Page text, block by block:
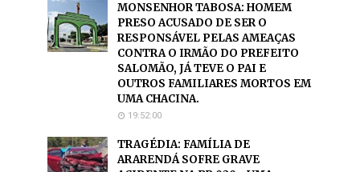
MONSENHOR TABOSA: HOMEM
PRESO ACUSADO DE SER O
RESPONSÁVEL PELAS AMEAÇAS
CONTRA O IRMÃO DO PREFEITO
SALOMÃO, JÁ TEVE O PAI E
OUTROS FAMILIARES MORTOS EM
UMA CHACINA.
19:52:00
TRAGÉDIA: FAMÍLIA DE
ARARENDÁ SOFRE GRAVE